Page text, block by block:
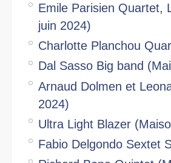
Emile Parisien Quartet,
juin 2024)
Charlotte Planchou
Dal Sasso Big band
Arnaud Dolmen et
2024)
Ultra Light Blazer
Fabio Delgondo Sextet